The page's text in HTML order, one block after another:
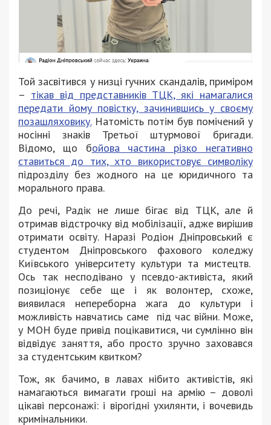
Той засвітився у низці гучних скандалів, приміром
– тікав від представників ТЦК, які намагалися
передати йому повістку, зачинившись у своєму
позашляховику.Натомість потім був помічений у
носінні знаків Третьої штурмової бригади.
Відомо, що бойова частина різко негативно
ставиться до тих, хто використовує символіку
підрозділу без жодного на це юридичного та
морального права.
До речі, Радік не лише бігає від ТЦК, але й
отримав відстрочку від мобілізації, адже вирішив
отримати освіту. Наразі Родіон Дніпровський є
студентом Дніпровського фахового коледжу
Київського університету культури та мистецтв.
Ось так несподівано у псевдо-активіста, який
позиціонує себе ще і як волонтер, схоже,
виявилася непереборна жага до культури і
можливість навчатись саме під час війни. Може,
у МОН буде привід поцікавитися, чи сумлінно він
відвідує заняття, або просто зручно заховався
за студентським квитком?
Тож, як бачимо, в лавах нібито активістів, які
намагаються вимагати гроші на армію – доволі
цікаві персонажі: і вірогідні ухилянти, і вочевидь
кримінальники.